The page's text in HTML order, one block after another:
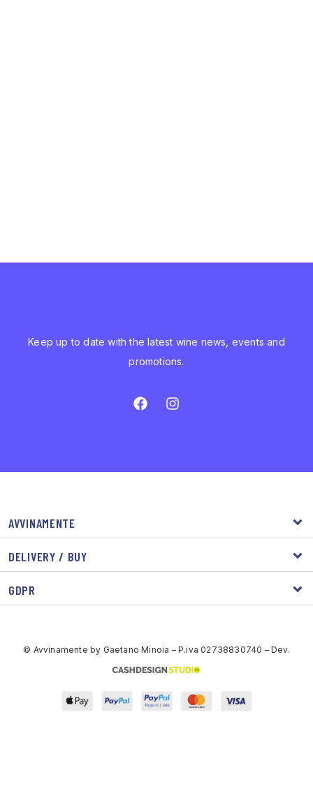
Keep up to date with the latest wine news, events and
promotions.
AVVINAMENTE
DELIVERY / BUY
GDPR
© Avvinamente by Gaetano Minoia – P.iva 02738830740 – Dev.